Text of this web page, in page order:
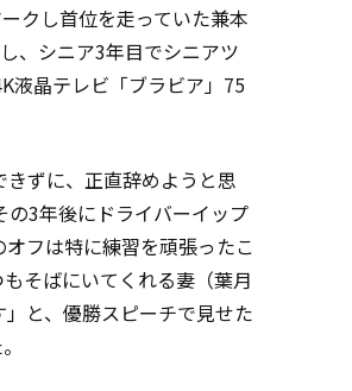
クし首位を走っていた兼本
、シニア3年目でシニアツ
液晶テレビ「ブラビア」75
きずに、正直辞めようと思
3年後にドライバーイップ
フは特に練習を頑張ったこ
そばにいてくれる妻（葉月
と、優勝スピーチで見せた